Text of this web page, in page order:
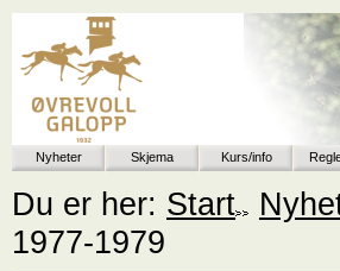
Nyheter Skjema Kurs/info
Du er her: Start
1977-1979